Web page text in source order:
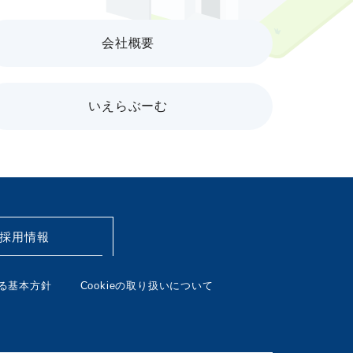
会社概要
いえらぶーむ
採用情報
基本方針 Cookieの取り扱いについて